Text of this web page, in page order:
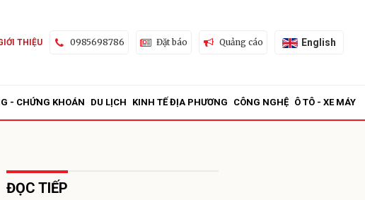
THIỆU 0985698786 Đặt báo Quảng cáo English
- CHỨNG KHOÁN DU LỊCH KINH TẾ ĐỊA PHƯƠNG CÔNG NGHỆ Ô TÔ - XE MÁY
ĐỌC TIẾP